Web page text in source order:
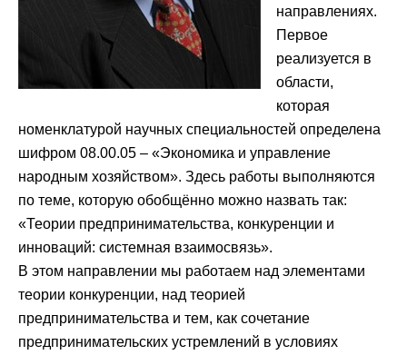
направлениях.
Первое
реализуется в
области,
которая
номенклатурой научных специальностей определена
шифром 08.00.05 – «Экономика и управление
народным хозяйством». Здесь работы выполняются
по теме, которую обобщённо можно назвать так:
«Теории предпринимательства, конкуренции и
инноваций: системная взаимосвязь».
В этом направлении мы работаем над элементами
теории конкуренции, над теорией
предпринимательства и тем, как сочетание
предпринимательских устремлений в условиях